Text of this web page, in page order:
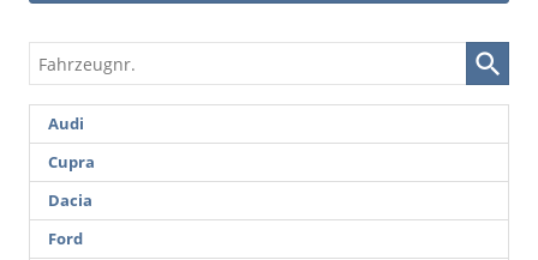
Fahrzeugnr.
Audi
Cupra
Dacia
Ford